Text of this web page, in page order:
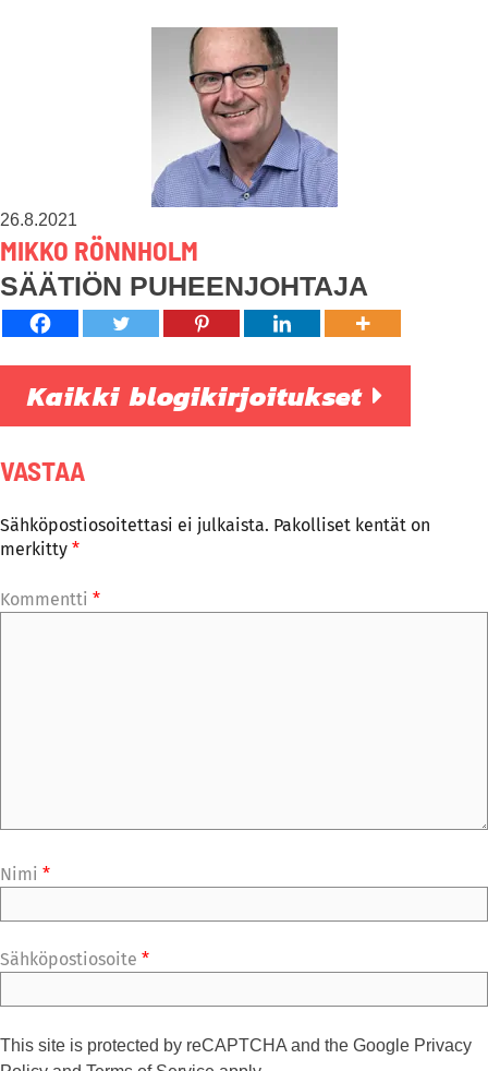
26.8.2021
MIKKO RÖNNHOLM
SÄÄTIÖN PUHEENJOHTAJA
Kaikki blogikirjoitukset
VASTAA
Sähköpostiosoitettasi ei julkaista. Pakolliset kentät on
merkitty *
Kommentti *
Nimi *
Sähköpostiosoite *
This site is protected by reCAPTCHA and the Google Privacy